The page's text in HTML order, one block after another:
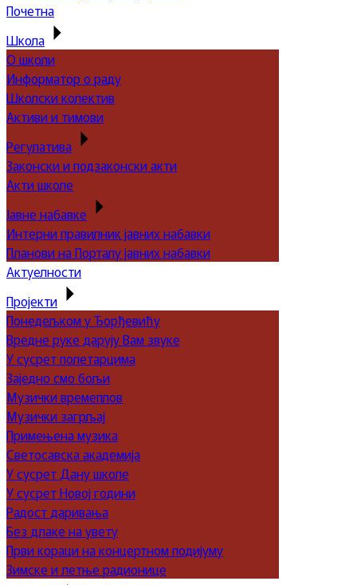
Почетна
Школа
О школи
Информатор о раду
Школски колектив
Активи и тимови
Регулатива
Законски и подзаконски акти
Акти школе
Јавне набавке
Интерни правилник јавних набавки
Планови на Порталу јавних набавки
Актуелности
Пројекти
Понедељком у Ђорђевићу
Вредне руке дарују Вам звуке
У сусрет полетарцима
Заједно смо бољи
Музички времеплов
Музички загрљај
Примењена музика
Светосавска академија
У сусрет Дану школе
У сусрет Новој години
Радост даривања
Без длаке на увету
Први кораци на концертном подијуму
Зимске и летње радионице